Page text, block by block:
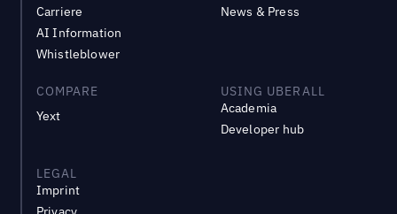
Carriere
AI Information
Whistleblower
News & Press
COMPARE
Yext
USING UBERALL
Academia
Developer hub
LEGAL
Imprint